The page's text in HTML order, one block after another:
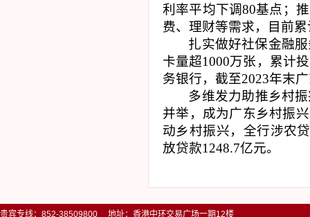
利率平均下调80基点；
费、理财等需求，目前
扎实做好社保金融
卡量超1000万张，累计
务银行，截至2023年末
多维发力助推乡村
并举，成为广东乡村振
动乡村振兴，全行涉农
放贷款1248.7亿元。
贵宾专线：852-38509800 地址：香港中环交易广场一期12楼